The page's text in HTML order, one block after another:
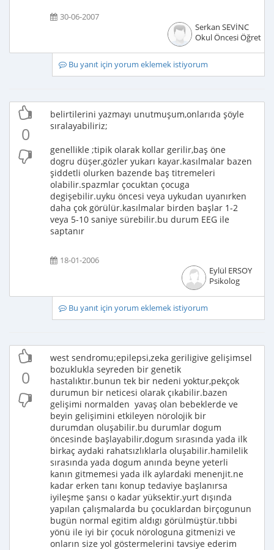
30-06-2007
Serkan SEVİNC
Okul Öncesi
Bu yanıt için yorum eklemek istiyorum
0
belirtilerini yazmayı unutmuşum,onlarıda şöyle
sıralayabiliriz;
genellikle ;tipik olarak kollar gerilir,baş öne
dogru düşer,gözler yukarı kayar.kasılmalar bazen
şiddetli olurken bazende baş titremeleri
olabilir.spazmlar çocuktan çocuga
degişebilir.uyku öncesi veya uykudan uyanırken
daha çok görülür.kasılmalar birden başlar 1-2
veya 5-10 saniye sürebilir.bu durum EEG ile
saptanır
18-01-2006
Eylül ERSOY
Psikolog
Bu yanıt için yorum eklemek istiyorum
0
west sendromu;epilepsi,zeka geriligive gelişimsel
bozuklukla seyreden bir genetik
hastalıktır.bunun tek bir nedeni yoktur,pekçok
durumun bir neticesi olarak çıkabilir.bazen
gelişimi normalden yavaş olan bebeklerde ve
beyin gelişimini etkileyen nörolojik bir
durumdan oluşabilir.bu durumlar dogum
öncesinde başlayabilir,dogum sırasında yada ilk
birkaç aydaki rahatsızlıklarla oluşabilir.hamilelik
sırasında yada dogum anında beyne yeterli
kanın gitmemesi yada ilk aylardaki menenjit.ne
kadar erken tanı konup tedaviye başlanırsa
iyileşme şansı o kadar yüksektir.yurt dışında
yapılan çalışmalarda bu çocuklardan birçogunun
bugün normal egitim aldıgı görülmüştür.tıbbi
yönü ile iyi bir çocuk nörologuna gitmenizi ve
onların size yol göstermelerini tavsiye ederim